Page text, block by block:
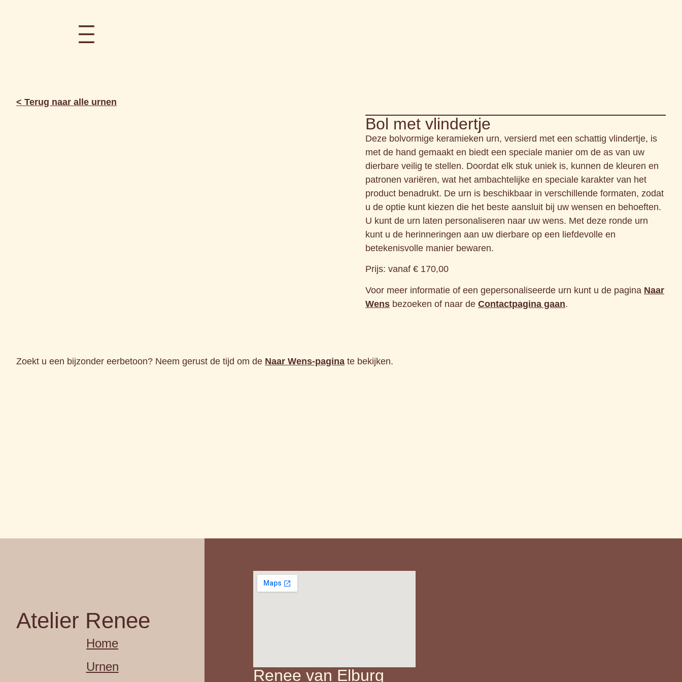
< Terug naar alle urnen
Bol met vlindertje
Deze bolvormige keramieken urn, versierd met een schattig vlindertje, is
met de hand gemaakt en biedt een speciale manier om de as van uw
dierbare veilig te stellen. Doordat elk stuk uniek is, kunnen de kleuren en
patronen variëren, wat het ambachtelijke en speciale karakter van het
product benadrukt. De urn is beschikbaar in verschillende formaten, zodat
u de optie kunt kiezen die het beste aansluit bij uw wensen en behoeften.
U kunt de urn laten personaliseren naar uw wens. Met deze ronde urn
kunt u de herinneringen aan uw dierbare op een liefdevolle en
betekenisvolle manier bewaren.
Prijs: vanaf € 170,00
Voor meer informatie of een gepersonaliseerde urn kunt u de pagina Naar
Wens bezoeken of naar de Contactpagina gaan.
Zoekt u een bijzonder eerbetoon? Neem gerust de tijd om de Naar Wens-pagina te bekijken.
Atelier Renee
Home
Urnen
Renee van Elburg